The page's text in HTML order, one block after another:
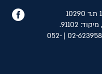
91102.
מחלקת רישום: 02-6239586 | 052-